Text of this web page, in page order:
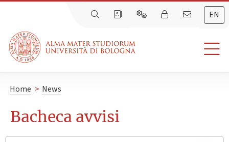
EN
Home > News
Bacheca avvisi